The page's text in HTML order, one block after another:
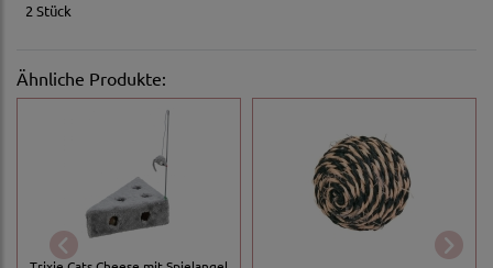
2 Stück
Ähnliche Produkte: